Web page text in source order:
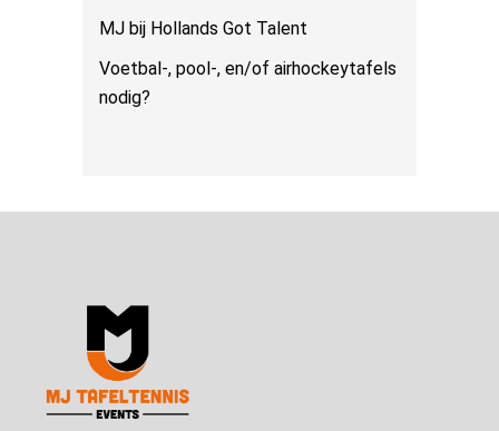
MJ bij Hollands Got Talent
Voetbal-, pool-, en/of airhockeytafels
nodig?